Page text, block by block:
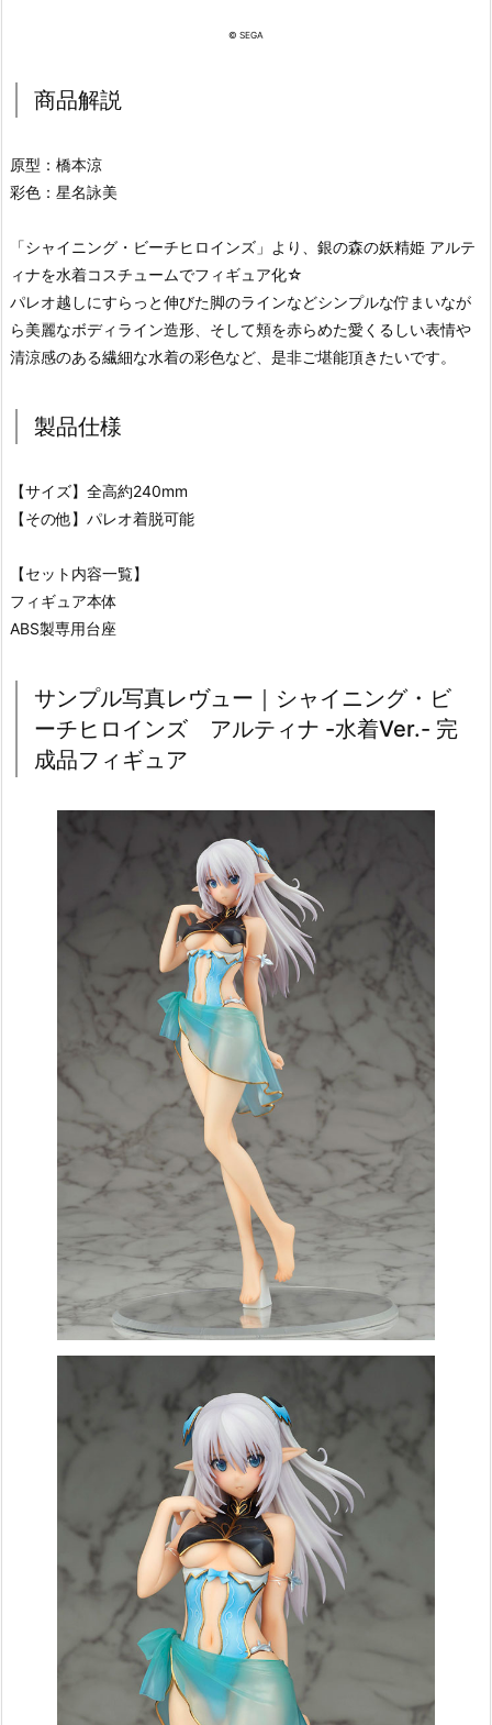
© SEGA
商品解説
原型：橋本涼
彩色：星名詠美
「シャイニング・ビーチヒロインズ」より、銀の森の妖精姫 アルテ
ィナを水着コスチュームでフィギュア化☆
パレオ越しにすらっと伸びた脚のラインなどシンプルな佇まいなが
ら美麗なボディライン造形、そして頬を赤らめた愛くるしい表情や
清涼感のある繊細な水着の彩色など、是非ご堪能頂きたいです。
製品仕様
【サイズ】全高約240mm
【その他】パレオ着脱可能
【セット内容一覧】
フィギュア本体
ABS製専用台座
サンプル写真レヴュー｜シャイニング・ビ
ーチヒロインズ アルティナ -水着Ver.- 完
成品フィギュア